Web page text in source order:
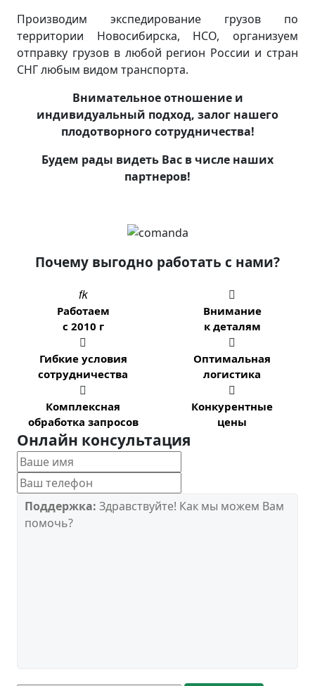
Производим экспедирование грузов по
территории Новосибирска, НСО, организуем
отправку грузов в любой регион России и стран
СНГ любым видом транспорта.
Внимательное отношение и
индивидуальный подход, залог нашего
плодотворного сотрудничества!
Будем рады видеть Вас в числе наших
партнеров!
Почему выгодно работать с нами?

Работаем
с 2010 г

Внимание
к деталям

Гибкие условия
сотрудничества

Оптимальная
логистика

Комплексная
обработка запросов

Конкурентные
цены
Онлайн консультация
Поддержка: Здравствуйте! Как мы можем Вам
помочь?